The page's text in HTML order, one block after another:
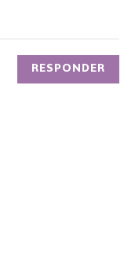
RESPONDER